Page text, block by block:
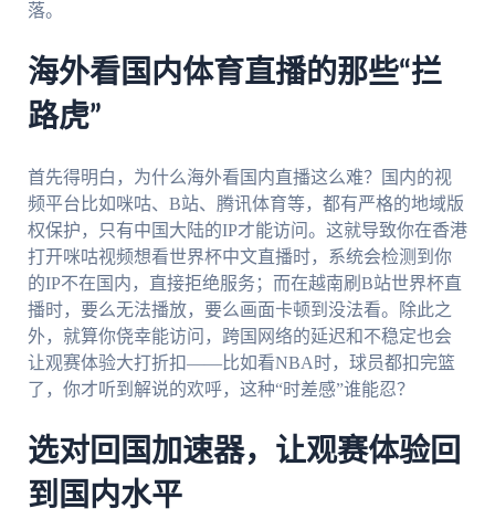
落。
海外看国内体育直播的那些“拦
路虎”
首先得明白，为什么海外看国内直播这么难？国内的视
频平台比如咪咕、B站、腾讯体育等，都有严格的地域版
权保护，只有中国大陆的IP才能访问。这就导致你在香港
打开咪咕视频想看世界杯中文直播时，系统会检测到你
的IP不在国内，直接拒绝服务；而在越南刷B站世界杯直
播时，要么无法播放，要么画面卡顿到没法看。除此之
外，就算你侥幸能访问，跨国网络的延迟和不稳定也会
让观赛体验大打折扣——比如看NBA时，球员都扣完篮
了，你才听到解说的欢呼，这种“时差感”谁能忍？
选对回国加速器，让观赛体验回
到国内水平